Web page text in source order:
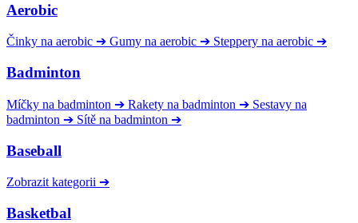
Aerobic
Činky na aerobic ➔ Gumy na aerobic ➔ Steppery na aerobic ➔
Badminton
Míčky na badminton ➔ Rakety na badminton ➔ Sestavy na
badminton ➔ Sítě na badminton ➔
Baseball
Zobrazit kategorii ➔
Basketbal